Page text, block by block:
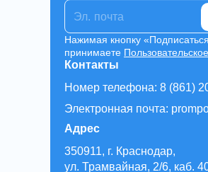
Контакты
Номер телефона: 8 (861)
Электронная почта:
Адрес
350911, г. Краснодар,
ул. Трамвайная, 2/6, каб.
Нажимая кнопку
принимаете